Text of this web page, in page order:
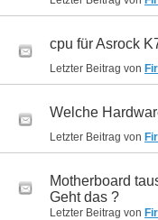
cpu für Asrock
Letzter Beitrag von
Welche
Letzter Beitrag von
Motherboard
Geht das ?
Letzter Beitrag von